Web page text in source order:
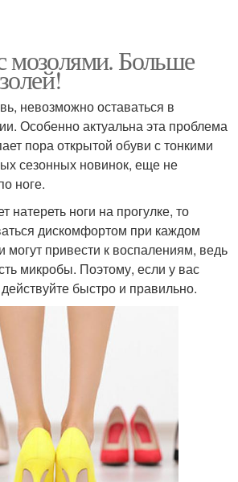
мозолями. Больше
невозможно оставаться в
Особенно актуальна эта проблема
пора открытой обуви с тонкими
сезонных новинок, еще не
ноге.
натереть ноги на прогулке, то
дискомфортом при каждом
привести к воспалениям, ведь
микробы. Поэтому, если у вас
быстро и правильно.